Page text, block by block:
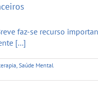
faz-se recurso
[...]
, Saúde Mental